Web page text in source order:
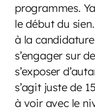
programmes.
le début du
à la
s’engager sur
s’exposer
s’agit juste de
à voir avec le